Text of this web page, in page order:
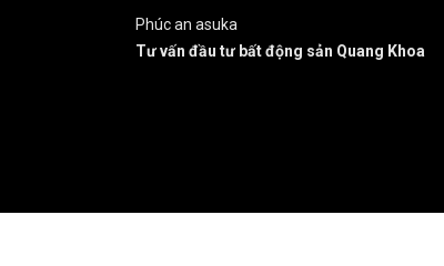
Phúc an asuka
Tư vấn đầu tư bất động sản Quang Khoa